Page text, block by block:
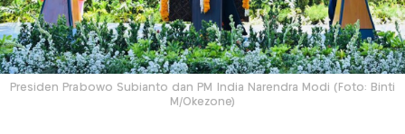
Presiden Prabowo Subianto dan PM India Narendra Modi (Foto: Binti
M/Okezone)